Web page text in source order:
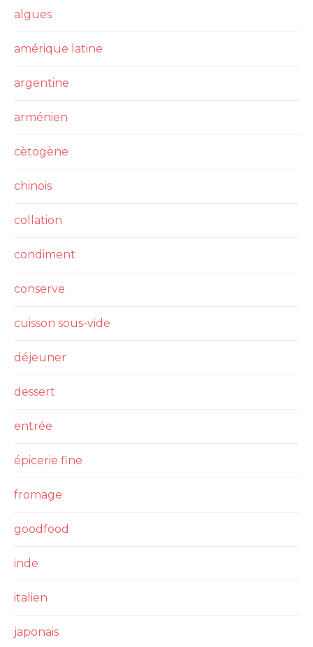
algues
amérique latine
argentine
arménien
cètogène
chinois
collation
condiment
conserve
cuisson sous-vide
déjeuner
dessert
entrée
épicerie fine
fromage
goodfood
inde
italien
japonais